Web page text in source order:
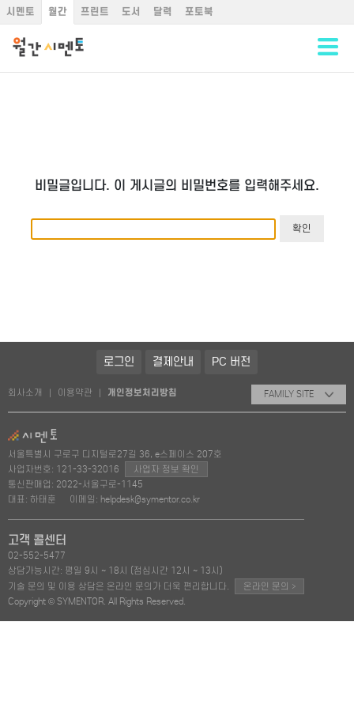
시멘토 월간 프린트 도서 달력 포토북
온라인문의
비밀글입니다. 이 게시글의 비밀번호를 입력해주세요.
로그인 결제안내 PC 버전
회사소개 이용약관 개인정보처리방침 FAMILY SITE
서울특별시 구로구 디지털로27길 36, e스페이스 207호
사업자번호: 121-33-32016
사업자 정보 확인
통신판매업: 2022-서울구로-1145
대표: 하태훈
이메일: helpdesk@symentor.co.kr
고객 콜센터
02-552-5477
상담가능시간: 평일 9시 ~ 18시 (점심시간 12시 ~ 13시)
기술 문의 및 이용 상담은 온라인 문의가 더욱 편리합니다.
온라인 문의 >
Copyright © SYMENTOR. All Rights Reserved.